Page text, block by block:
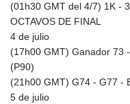
(01h30 GMT del 4/7) 1K -
OCTAVOS DE FINAL
4 de julio
(17h00 GMT) Ganador 73
(P90)
(21h00 GMT) G74 - G77 -
5 de julio